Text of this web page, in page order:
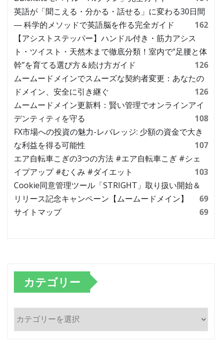
英語が「聞こえる・分かる・話せる」に変わる30日間
― 科学的メソッドで英語脳を作る完全ガイド
162
【アシストステッパー】ハンドル付き・筋力アシス
ト・ツイスト・天然木まで徹底分類！室内で“足腰と体
幹”を育てる選び方＆続け方ガイド
126
ムームードメインでスムーズな契約者変更：あなたの
ドメイン、安全に引き継ぐ
126
ムームードメイン更新料：賢い管理でオンラインアイ
デンティティを守る
108
FX市場への投資の魅力-レバレッジ: 少額の資金で大き
な利益を得る可能性
107
エア自転車こぎの3つの方法 #エア自転車こぎ #シェ
イプアップ #むくみ #ダイエット
103
Cookie同意管理ツール「STRIGHT」取り扱い開始＆
リリース記念キャンペーン【ムームードメイン】
69
サイトマップ
69
カテゴリー
カ